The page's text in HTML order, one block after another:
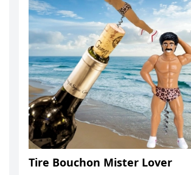
Tire Bouchon Mister Lover